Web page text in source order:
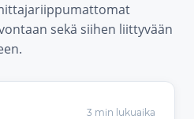
sekä siihen liittyvään
3 min lukuaika